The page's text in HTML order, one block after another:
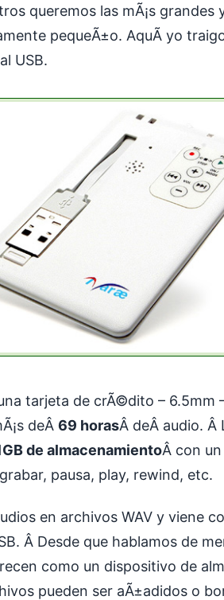
queremos las mÃ¡s grandes
pequeÃ±o. AquÃ­ yo
USB.
tarjeta de crÃ©dito – 6.5mm
deÂ 69 horasÂ deÂ audio. Â
de almacenamientoÂ con
pausa, play, rewind, etc.
en archivos WAV y viene
Â Desde que hablamos de
como un dispositivo de
pueden ser aÃ±adidos o